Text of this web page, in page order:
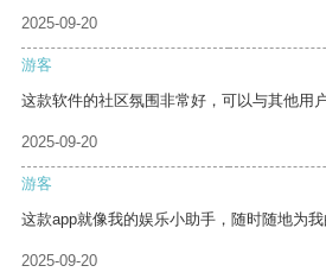
2025-09-20
游客
这款软件的社区氛围非常好，可以与其他用
2025-09-20
游客
这款app就像我的娱乐小助手，随时随地为我
2025-09-20